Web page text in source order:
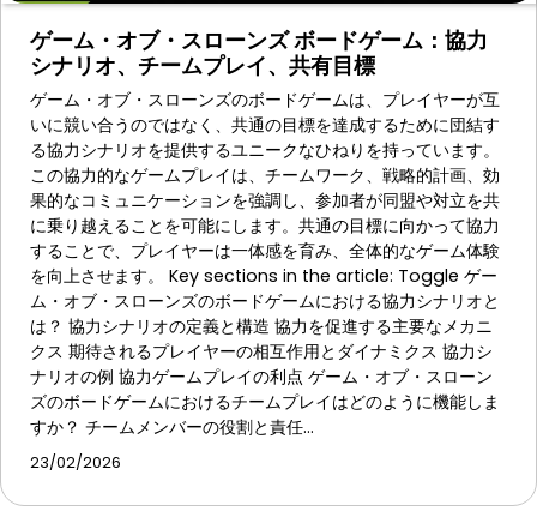
ゲーム・オブ・スローンズ ボードゲーム：協力
シナリオ、チームプレイ、共有目標
ゲーム・オブ・スローンズのボードゲームは、プレイヤーが互
いに競い合うのではなく、共通の目標を達成するために団結す
る協力シナリオを提供するユニークなひねりを持っています。
この協力的なゲームプレイは、チームワーク、戦略的計画、効
果的なコミュニケーションを強調し、参加者が同盟や対立を共
に乗り越えることを可能にします。共通の目標に向かって協力
することで、プレイヤーは一体感を育み、全体的なゲーム体験
を向上させます。 Key sections in the article: Toggle ゲー
ム・オブ・スローンズのボードゲームにおける協力シナリオと
は？ 協力シナリオの定義と構造 協力を促進する主要なメカニ
クス 期待されるプレイヤーの相互作用とダイナミクス 協力シ
ナリオの例 協力ゲームプレイの利点 ゲーム・オブ・スローン
ズのボードゲームにおけるチームプレイはどのように機能しま
すか？ チームメンバーの役割と責任…
23/02/2026